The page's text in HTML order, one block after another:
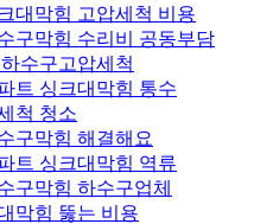
대막힘 고압세척 비용
구막힘 수리비 공동부담
수구고압세척
트 싱크대막힘 통수
척 청소
구막힘 해결해요
트 싱크대막힘 역류
구막힘 하수구업체
막힘 뚫는 비용